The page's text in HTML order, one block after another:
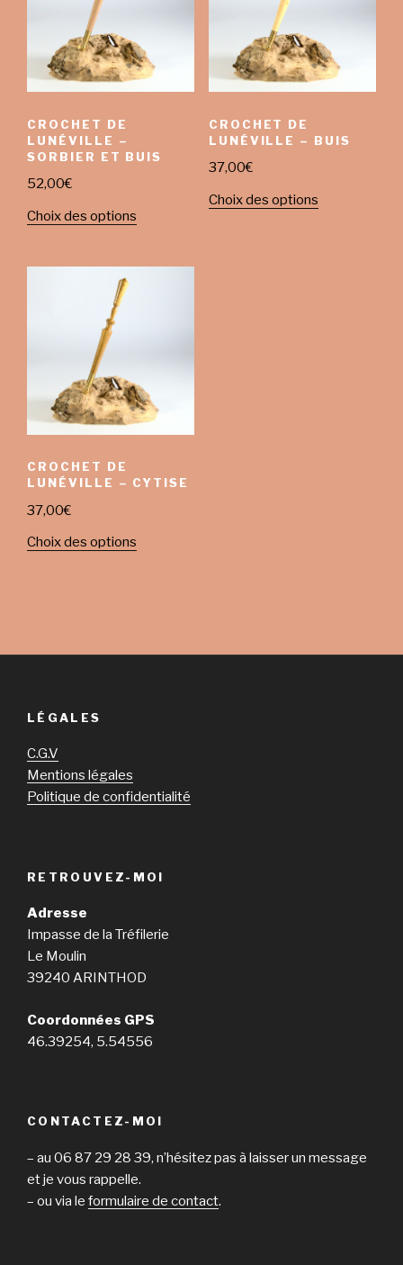
CROCHET DE
LUNÉVILLE –
SORBIER ET BUIS
52,00€
Choix des options
CROCHET DE
LUNÉVILLE – BUIS
37,00€
Choix des options
CROCHET DE
LUNÉVILLE – CYTISE
37,00€
Choix des options
LÉGALES
C.G.V
Mentions légales
Politique de confidentialité
RETROUVEZ-MOI
Adresse
Impasse de la Tréfilerie
Le Moulin
39240 ARINTHOD
Coordonnées GPS
46.39254, 5.54556
CONTACTEZ-MOI
– au 06 87 29 28 39, n’hésitez pas à laisser un message
et je vous rappelle.
– ou via le formulaire de contact.